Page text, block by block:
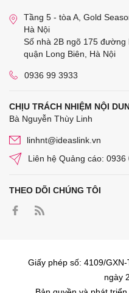
Tầng 5 - tòa A, Gold
Hà Nội
Số nhà 2B ngõ 175 đường
quận Long Biên, Hà Nội
0936 99 3933
CHỊU TRÁCH NHIỆM NỘI
Bà Nguyễn Thùy Linh
linhnt@ideaslink.vn
Liên hệ Quảng cáo: 0936
THEO DÕI CHÚNG TÔI
Giấy phép số: 4109/
ngày